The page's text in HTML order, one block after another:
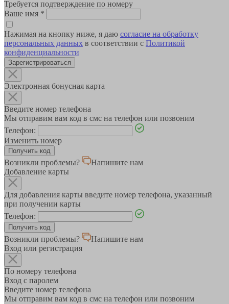
Требуется подтверждение по номеру
Ваше имя *
Нажимая на кнопку ниже, я даю согласие на обработку
персональных данных в соответствии с Политикой
конфиденциальности
Зарегистрироваться
Электронная бонусная карта
Введите номер телефона
Мы отправим вам код в смс на телефон или позвоним
Телефон:
Изменить номер
Возникли проблемы?
Напишите нам
Добавление карты
Для добавления карты введите номер телефона, указанный
при получении карты
Телефон:
Возникли проблемы?
Напишите нам
Вход или регистрация
По номеру телефона
Вход с паролем
Введите номер телефона
Мы отправим вам код в смс на телефон или позвоним